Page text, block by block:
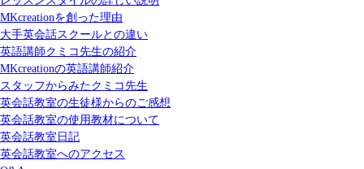
MKcreationを創った理由
大手英会話スクールとの違い
英語講師クミコ先生の紹介
MKcreationの英語講師紹介
スタッフからみたクミコ先生
英会話教室の生徒様からのご感想
英会話教室の使用教材について
英会話教室日記
英会話教室へのアクセス